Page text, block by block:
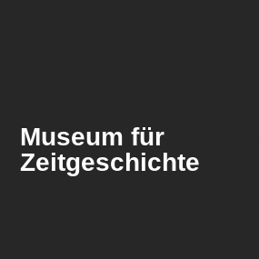
Museum für
Zeitgeschichte